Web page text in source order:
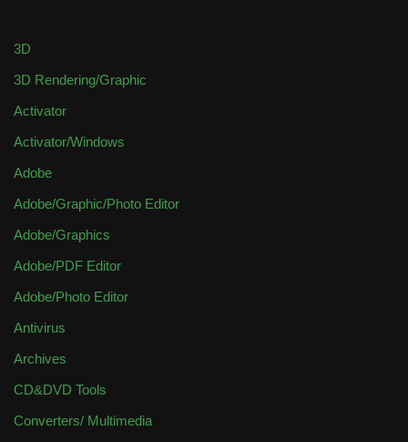
3D
3D Rendering/Graphic
Activator
Activator/Windows
Adobe
Adobe/Graphic/Photo Editor
Adobe/Graphics
Adobe/PDF Editor
Adobe/Photo Editor
Antivirus
Archives
CD&DVD Tools
Converters/ Multimedia